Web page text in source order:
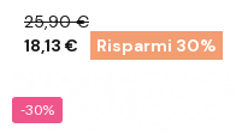
25,90 €
18,13 €
Risparmi 30%
-30%